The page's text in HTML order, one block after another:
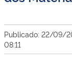
Publicado: 22/09/
08:11